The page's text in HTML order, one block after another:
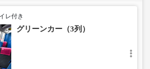
承ください。
レ付き
グリーンカー（3列）